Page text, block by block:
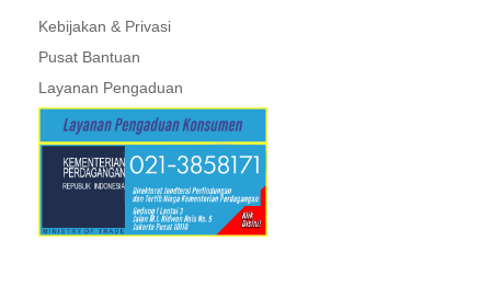
Kebijakan & Privasi
Pusat Bantuan
Layanan Pengaduan